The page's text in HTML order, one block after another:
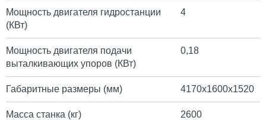
Мощность двигателя гидростанции
(КВт)
4
Мощность двигателя подачи
выталкивающих упоров (КВт)
0,18
Габаритные размеры (мм) 4170х1600х1520
Масса станка (кг) 2600